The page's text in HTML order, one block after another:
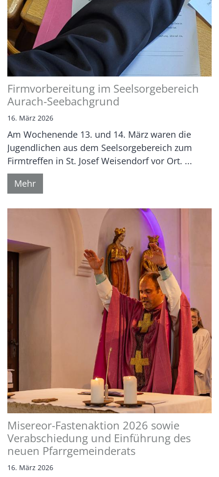
Firmvorbereitung im Seelsorgebereich
Aurach-Seebachgrund
16. März 2026
Am Wochenende 13. und 14. März waren die
Jugendlichen aus dem Seelsorgebereich zum
Firmtreffen in St. Josef Weisendorf vor Ort. ...
Mehr
Misereor-Fastenaktion 2026 sowie
Verabschiedung und Einführung des
neuen Pfarrgemeinderats
16. März 2026